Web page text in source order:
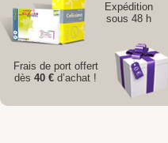
Expédition
sous 48 h
Frais de port offert
dès 40 € d’achat !